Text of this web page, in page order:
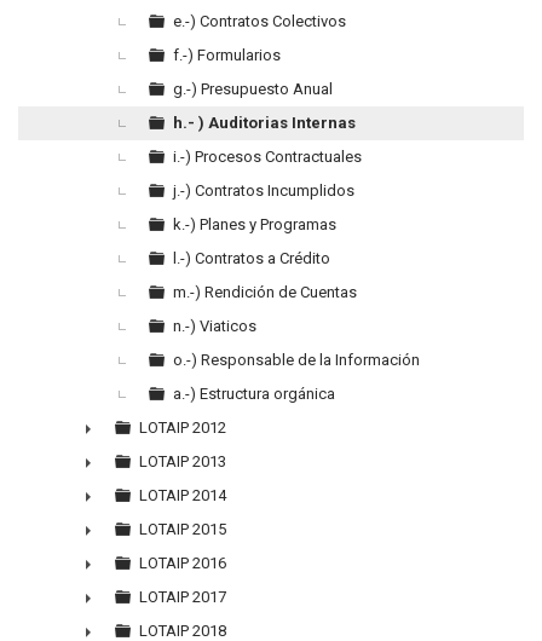
e.-) Contratos Colectivos
f.-) Formularios
g.-) Presupuesto Anual
h.- ) Auditorias Internas
i.-) Procesos Contractuales
j.-) Contratos Incumplidos
k.-) Planes y Programas
l.-) Contratos a Crédito
m.-) Rendición de Cuentas
n.-) Viaticos
o.-) Responsable de la Información
a.-) Estructura orgánica
►
LOTAIP 2012
►
LOTAIP 2013
►
LOTAIP 2014
►
LOTAIP 2015
►
LOTAIP 2016
►
LOTAIP 2017
LOTAIP 2018